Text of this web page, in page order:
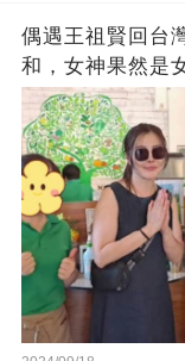
偶遇王祖賢回台
和，女神果然是